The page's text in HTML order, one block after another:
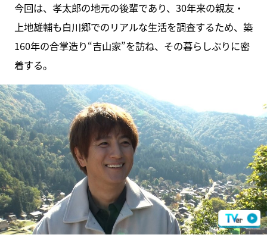
今回は、孝太郎の地元の後輩であり、30年来の親友・
上地雄輔も白川郷でのリアルな生活を調査するため、築
160年の合掌造り“吉山家”を訪ね、その暮らしぶりに密
着する。